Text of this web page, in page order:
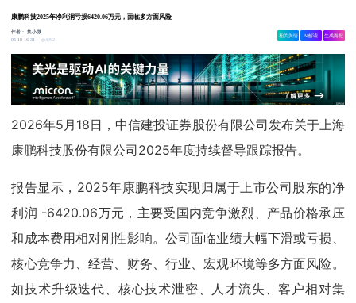
康鹏科技2025年净利润亏损6420.06万元，面临多方面风险
作者：集小微
05-18 16:31
4992
相关舆情 AI解读 生成海报
2026年5月18日，中信建投证券股份有限公司发布关于上海
康鹏科技股份有限公司2025年度持续督导跟踪报告。
报告显示，2025年康鹏科技实现归属于上市公司股东的净
利润 -6420.06万元，主要受国内竞争激烈、产品价格承压
和成本费用相对刚性影响。公司面临业绩大幅下滑或亏损、
核心竞争力、经营、财务、行业、宏观环境等多方面风险。
如技术升级迭代、核心技术泄密、人才流失、客户相对集